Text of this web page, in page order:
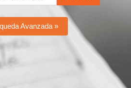
Avanzada »